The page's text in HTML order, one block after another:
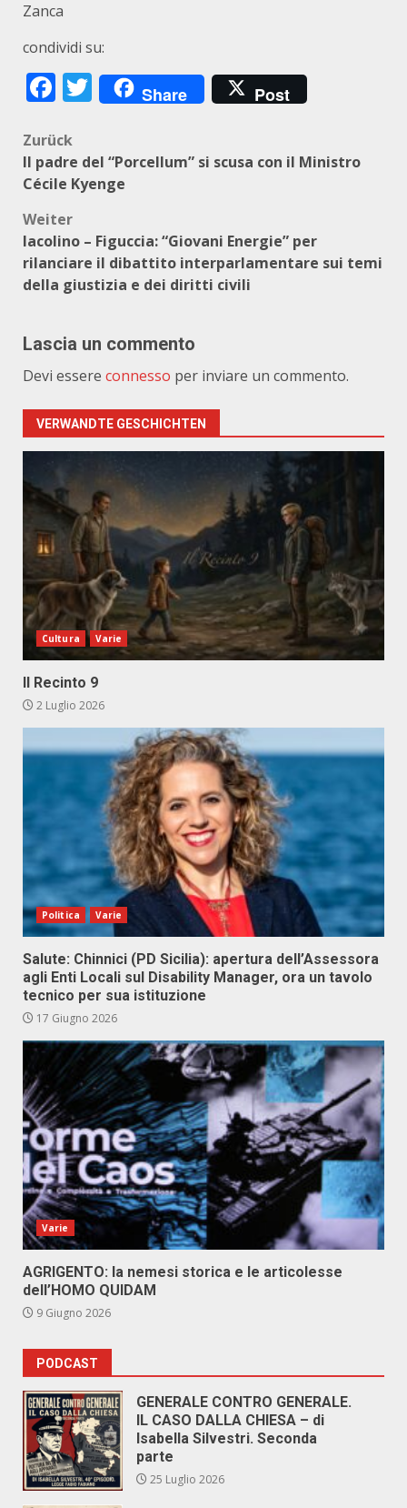
Zanca
condividi su:
Facebook
Twitter
Share Post
Beitragsnavigation
Zurück
Il padre del “Porcellum” si scusa con il Ministro
Cécile Kyenge
Weiter
Iacolino – Figuccia: “Giovani Energie” per
rilanciare il dibattito interparlamentare sui temi
della giustizia e dei diritti civili
Lascia un commento
Devi essere connesso per inviare un commento.
VERWANDTE GESCHICHTEN
Cultura Varie
Il Recinto 9
2 Luglio 2026
Politica Varie
Salute: Chinnici (PD Sicilia): apertura dell’Assessora
agli Enti Locali sul Disability Manager, ora un tavolo
tecnico per sua istituzione
17 Giugno 2026
Varie
AGRIGENTO: la nemesi storica e le articolesse
dell’HOMO QUIDAM
9 Giugno 2026
PODCAST
GENERALE CONTRO GENERALE.
IL CASO DALLA CHIESA – di
Isabella Silvestri. Seconda
parte
25 Luglio 2026